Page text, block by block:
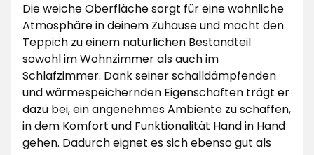
Die weiche Oberfläche sorgt für eine wohnliche
Atmosphäre in deinem Zuhause und macht den
Teppich zu einem natürlichen Bestandteil
sowohl im Wohnzimmer als auch im
Schlafzimmer. Dank seiner schalldämpfenden
und wärmespeichernden Eigenschaften trägt er
dazu bei, ein angenehmes Ambiente zu schaffen,
in dem Komfort und Funktionalität Hand in Hand
gehen. Dadurch eignet es sich ebenso gut als